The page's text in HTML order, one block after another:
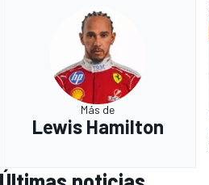
Más de
Lewis Hamilton